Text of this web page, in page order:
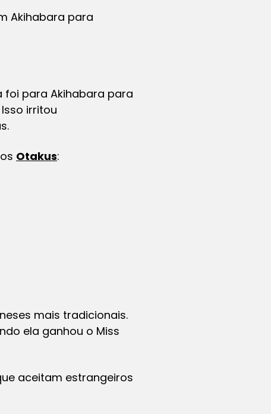
Akihabara para
para Akihabara para
irritou
Otakus:
mais tradicionais.
ela ganhou o Miss
aceitam estrangeiros